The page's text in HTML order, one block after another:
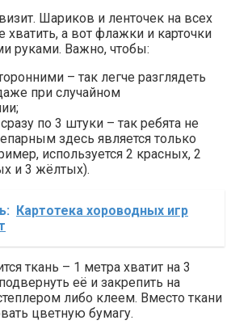
Шариков и ленточек на всех
хватить, а вот флажки и карточки
руками. Важно, чтобы:
– так легче разглядеть
при случайном
по 3 штуки – так ребята не
здесь является только
используется 2 красных, 2
и 3 жёлтых).
Картотека хороводных игр
ткань – 1 метра хватит на 3
её и закрепить на
либо клеем. Вместо ткани
цветную бумагу.